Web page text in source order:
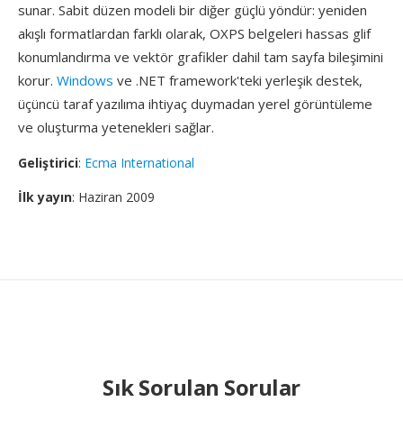
sunar. Sabit düzen modeli bir diğer güçlü yöndür: yeniden
akışlı formatlardan farklı olarak, OXPS belgeleri hassas glif
konumlandırma ve vektör grafikler dahil tam sayfa bileşimini
korur. Windows ve .NET framework'teki yerleşik destek,
üçüncü taraf yazılıma ihtiyaç duymadan yerel görüntüleme
ve oluşturma yetenekleri sağlar.
Geliştirici: Ecma International
İlk yayın: Haziran 2009
Sık Sorulan Sorular